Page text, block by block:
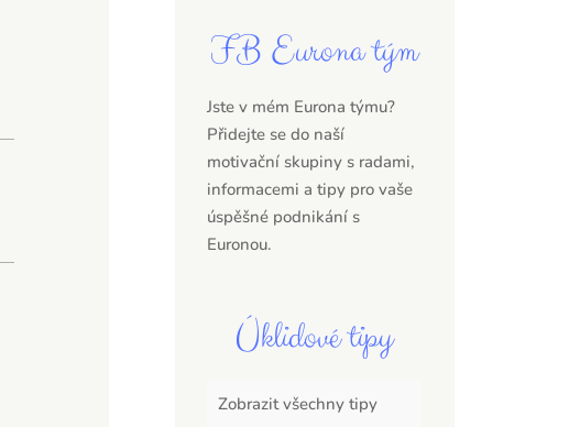
FB Eurona tým
Jste v mém Eurona týmu?
Přidejte se do naší
motivační skupiny s radami,
informacemi a tipy pro vaše
úspěšné podnikání s
Euronou.
Úklidové tipy
Zobrazit všechny tipy